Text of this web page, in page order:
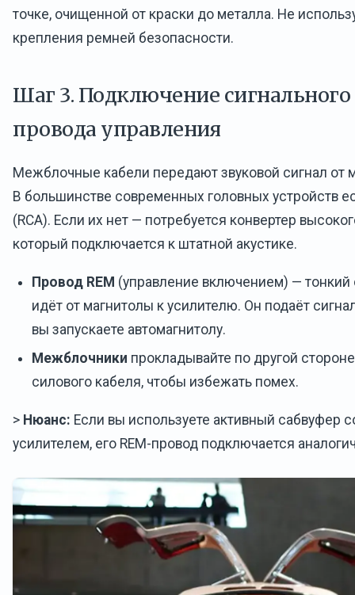
точке, очищенной от краски до металла. Не
крепления ремней безопасности.
Шаг 3. Подключение сигнального
провода управления
Межблочные кабели передают звуковой сигнал от
В большинстве современных головных устройств
(RCA). Если их нет — потребуется конвертер
который подключается к штатной акустике.
Провод REM (управление включением) —
идёт от магнитолы к усилителю. Он подаёт
вы запускаете автомагнитолу.
Межблочники прокладывайте по другой
силового кабеля, чтобы избежать помех.
> Нюанс: Если вы используете активный сабвуфер
усилителем, его REM-провод подключается